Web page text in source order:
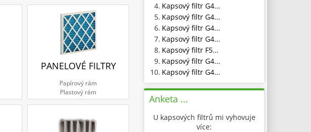
PANELOVÉ FILTRY
Papírový rám
Plastový rám
4. Kapsový filtr G4...
5. Kapsový filtr G4...
6. Kapsový filtr G4...
7. Kapsový filtr G4...
8. Kapsový filtr F5...
9. Kapsový filtr G4...
10. Kapsový filtr G4...
Anketa ...
U kapsových filtrů mi vyhovuje
více: